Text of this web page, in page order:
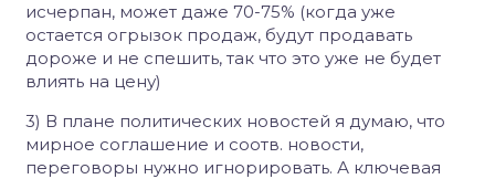
исчерпан, может даже 70-75% (когда уже
остается огрызок продаж, будут продавать
дороже и не спешить, так что это уже не будет
влиять на цену)
3) В плане политических новостей я думаю, что
мирное соглашение и соотв. новости,
переговоры нужно игнорировать. А ключевая